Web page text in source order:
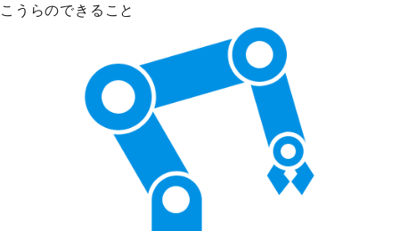
こうらのできること